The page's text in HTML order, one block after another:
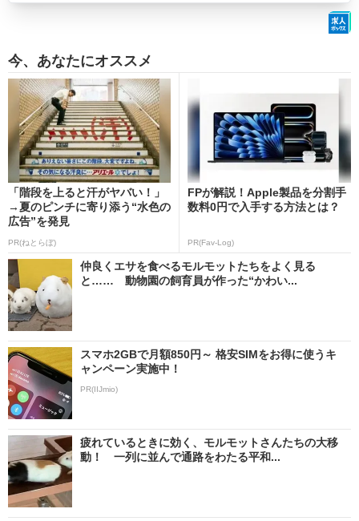
今、あなたにオススメ
「階段を上ると汗がヤバい！」
→夏のピンチに寄り添う“水色の
広告”を発見
PR(ねとらぼ)
FPが解説！Apple製品を分割手
数料0円で入手する方法とは？
PR(Fav-Log)
仲良くエサを食べるモルモットたちをよく見る
と…… 動物園の飼育員が作った“かわい...
スマホ2GBで月額850円～ 格安SIMをお得に使うキ
ャンペーン実施中！
PR(IIJmio)
疲れているときに効く、モルモットさんたちの大移
動！ 一列に並んで通路をわたる平和...